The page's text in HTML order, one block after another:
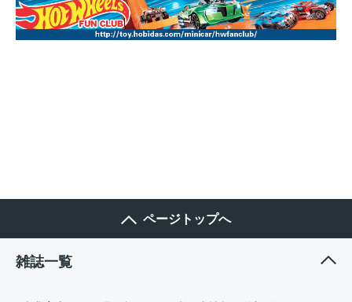
ページトップへ
雑誌一覧